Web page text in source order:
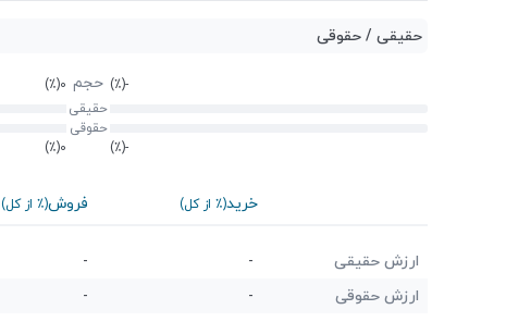
حقیقی / حقوقی
-(٪) حجم 0(٪)
حقیقی
حقوقی
-(٪) 0(٪)
خرید(٪ از کل) فروش(٪ از کل)
ارزش حقیقی -
-
ارزش حقوقی
-
-